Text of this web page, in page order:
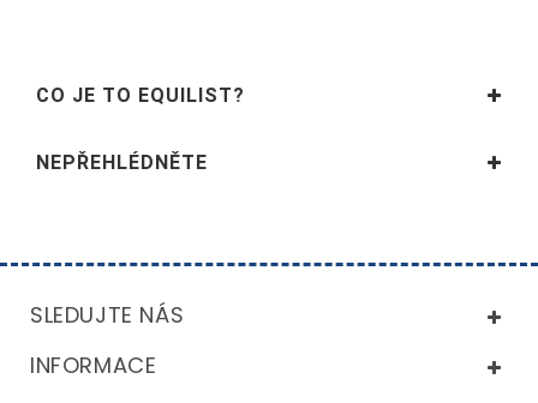
CO JE TO EQUILIST?
NEPŘEHLÉDNĚTE
SLEDUJTE NÁS
INFORMACE